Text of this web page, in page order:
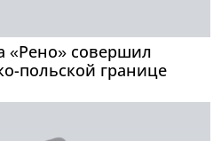
«Рено» совершил
польской границе